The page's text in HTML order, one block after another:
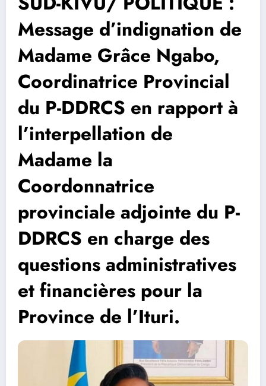
Message d’indignation de
Madame Grâce Ngabo,
Coordinatrice Provincial
du P-DDRCS en rapport à
l’interpellation de
Madame la
Coordonnatrice
provinciale adjointe du P-
DDRCS en charge des
questions administratives
et financières pour la
Province de l’Ituri.